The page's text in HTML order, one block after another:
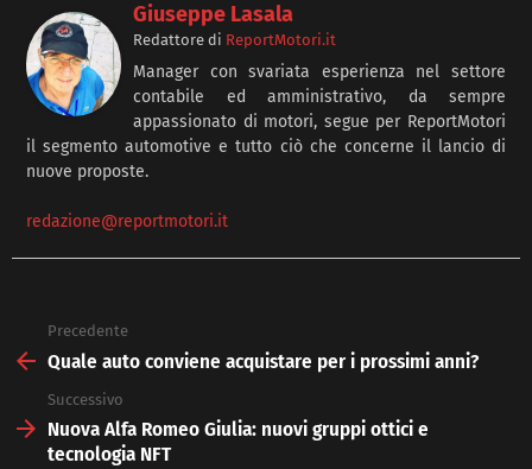
Giuseppe Lasala
Redattore di ReportMotori.it
Manager con svariata esperienza nel settore
contabile ed amministrativo, da sempre
appassionato di motori, segue per ReportMotori
il segmento automotive e tutto ciò che concerne il lancio di
nuove proposte.
redazione@reportmotori.it
more
Precedente
Quale auto conviene acquistare per i prossimi anni?
Successivo
Nuova Alfa Romeo Giulia: nuovi gruppi ottici e
tecnologia NFT